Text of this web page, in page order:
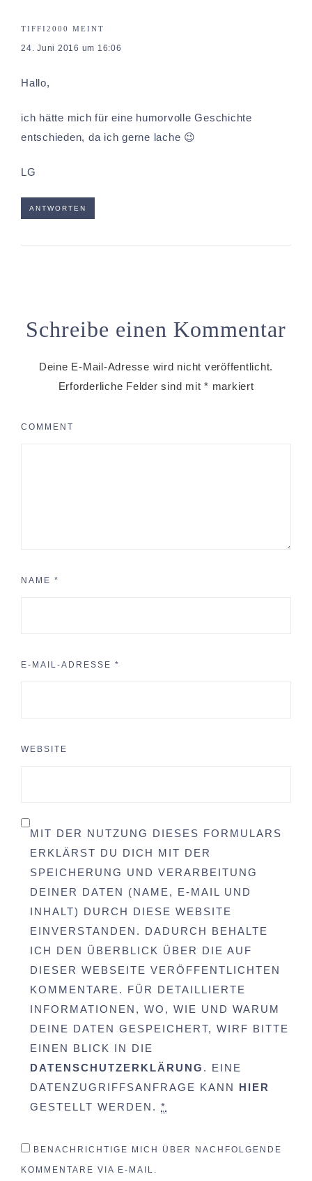
TIFFI2000 MEINT
24. Juni 2016 um 16:06
Hallo,
ich hätte mich für eine humorvolle Geschichte
entschieden, da ich gerne lache 😉
LG
ANTWORTEN
Schreibe einen Kommentar
Deine E-Mail-Adresse wird nicht veröffentlicht.
Erforderliche Felder sind mit * markiert
COMMENT
NAME *
E-MAIL-ADRESSE *
WEBSITE
MIT DER NUTZUNG DIESES FORMULARS
ERKLÄRST DU DICH MIT DER
SPEICHERUNG UND VERARBEITUNG
DEINER DATEN (NAME, E-MAIL UND
INHALT) DURCH DIESE WEBSITE
EINVERSTANDEN. DADURCH BEHALTE
ICH DEN ÜBERBLICK ÜBER DIE AUF
DIESER WEBSEITE VERÖFFENTLICHTEN
KOMMENTARE. FÜR DETAILLIERTE
INFORMATIONEN, WO, WIE UND WARUM
DEINE DATEN GESPEICHERT, WIRF BITTE
EINEN BLICK IN DIE
DATENSCHUTZERKLÄRUNG . EINE
DATENZUGRIFFSANFRAGE KANN HIER
GESTELLT WERDEN. *
BENACHRICHTIGE MICH ÜBER NACHFOLGENDE
KOMMENTARE VIA E-MAIL.